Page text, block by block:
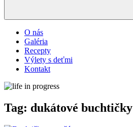
O nás
Galéria
Recepty
Výlety s deťmi
Kontakt
Tag: dukátové buchtičky